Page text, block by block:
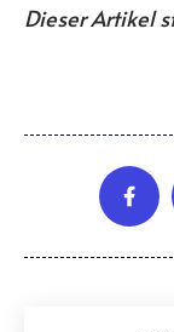
Dieser Artikel